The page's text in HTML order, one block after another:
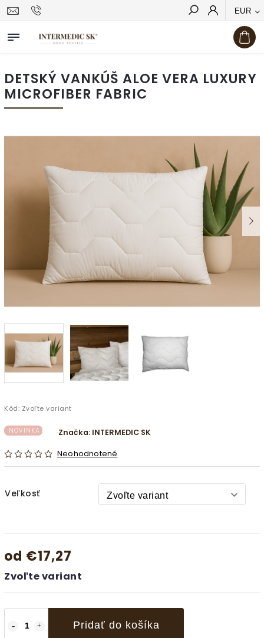
EUR
Hľadať
DETSKÝ VANKÚŠ ALOE VERA LUXURY
MICROFIBER FABRIC
Kód: Zvoľte variant
NOVINKA
Neohodnotené
Značka: INTERMEDIC SK
Veľkosť
od €17,27
Zvoľte variant
Pridať do košíka